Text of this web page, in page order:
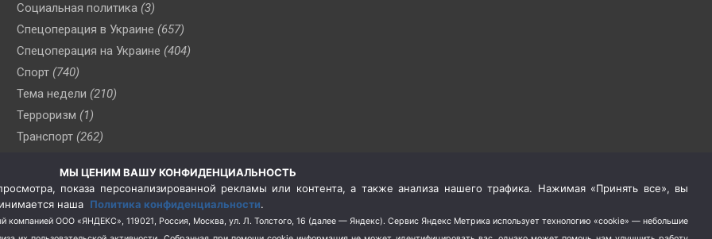
Социальная политика (3)
Спецоперация в Украине (657)
Спецоперация на Украине (404)
Спорт (740)
Тема недели (210)
Терроризм (1)
Транспорт (262)
(76)
Цены (2)
Школа и спорт (2)
МЫ ЦЕНИМ ВАШУ КОНФИДЕНЦИАЛЬНОСТЬ
показа персонализированной рекламы или контента, а также анализа нашего трафика. Нажимая «Принять все», вы
наша Политика конфиденциальности.
компанией ООО «ЯНДЕКС», 119021, Россия, Москва, ул. Л. Толстого, 16 (далее — Яндекс). Сервис Яндекс Метрика использует технологию «cookie» — небольшие